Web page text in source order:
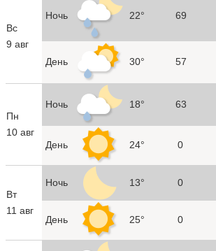
Вс
9 авг
Ночь 22° 69
День 30° 57
Пн
10 авг
Ночь 18° 63
День 24° 0
Вт
11 авг
Ночь 13° 0
День 25° 0